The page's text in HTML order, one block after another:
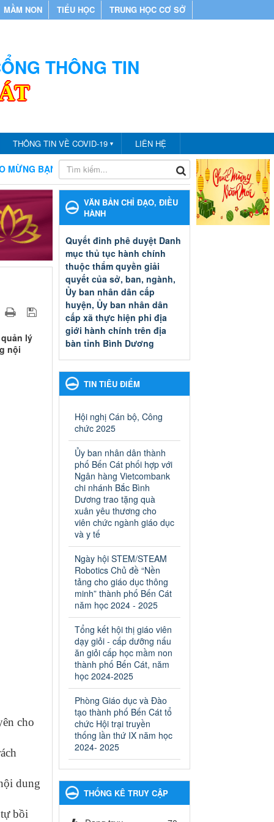
MẦM NON TIỂU HỌC TRUNG HỌC CƠ SỞ
THÔNG TIN
THÔNG TIN VỀ COVID-19 ▼ LIÊN HỆ
ĐẾN VỚI CỔNG THÔNG TIN PHÒNG GIÁO DỤC VÀ ĐÀO TẠO
lý
nội
cho
dung
bồi
VĂN BẢN CHỈ ĐẠO, ĐIỀU
HÀNH
Quyết đinh phê duyệt Danh
mục thủ tục hành chính
thuộc thẩm quyền giải
quyết của sở, ban, ngành,
Ủy ban nhân dân cấp
huyện, Ủy ban nhân dân
cấp xã thực hiện phi địa
giới hành chính trên địa
bàn tỉnh Bình Dương
thẩm quyền giải quyết của sở,
ban, ngành, Ủy ban nhân dân
cấp xã thực hiện phi địa giới
hành chính trên địa bàn tỉnh
Ngày ban hành: 13/03/2025
Kế hoạch Phổ biến, giáo
dục pháp luật năm 2025 của
ngành Giáo dục và Đào tạo
thành phố Bến Cát
Kế hoạch Phổ biến, giáo dục
pháp luật năm 2025 của
ngành Giáo dục và Đào tạo
thành phố Bến Cát
Ngày ban hành: 28/02/2025
Quyết định công bố thủ tục
hành chính bị bãi bỏ trong
lĩnh vực giáo dục đào tạo
thuộc hệ giáo dục quốc
dân và cơ sở giáo dục khác
thuộc thẩm quyền giải
quyết của Sở Giáo dục và
Đào tạo, Ủy ban nhân dân
cấp huyện
Quyết định công bố thủ tục
hành chính bị bãi bỏ trong lĩnh
vực giáo dục đào tạo thuộc hệ
giáo dục quốc dân và cơ sở
giáo dục khác thuộc thẩm
quyền giải quyết của Sở Giáo
dục và Đào tạo, Ủy ban nhân
dân cấp huyện
TIN TIÊU ĐIỂM
Hội nghị Cán bộ, Công
chức 2025
Ủy ban nhân dân thành
phố Bến Cát phối hợp với
Ngân hàng Vietcombank
chi nhánh Bắc Bình
Dương trao tặng quà
xuân yêu thương cho
viên chức ngành giáo dục
và y tế
Ngày hội STEM/STEAM
Robotics Chủ đề “Nền
tảng cho giáo dục thông
minh” thành phố Bến Cát
năm học 2024 - 2025
Tổng kết hội thị giáo viên
dạy giỏi - cấp dưỡng nấu
ăn giỏi cấp học mầm non
thành phố Bến Cát, năm
học 2024-2025
Phòng Giáo dục và Đào
tạo thành phố Bến Cát tổ
chức Hội trại truyền
thống lần thứ IX năm học
2024- 2025
THỐNG KÊ TRUY CẬP